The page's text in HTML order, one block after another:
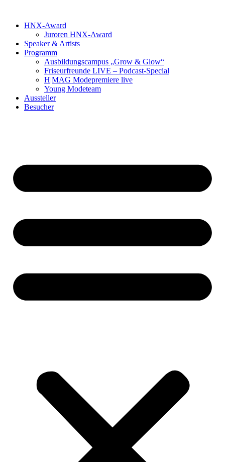
HNX-Award
Juroren HNX-Award
Speaker & Artists
Programm
Ausbildungscampus „Grow & Glow“
Friseurfreunde LIVE – Podcast-Special
H|MAG Modepremiere live
Young Modeteam
Aussteller
Besucher